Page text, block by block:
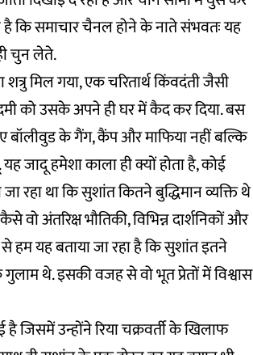
कि समाचार चैनल होने के नाते संभवतः यह
चुन लेते.
मिल गया, एक चरितार्थ किंवदंती जैसी
को उसके अपने ही घर में कैद कर दिया. बस
बॉलीवुड के गैंग, कैंप और माफिया नहीं बल्कि
जादू हमेशा काला ही क्यों होता है, कोई
रहा था कि सुशांत कितने बुद्धिमान व्यक्ति थे
वो अंतरिक्ष भौतिकी, विभिन्न दार्शनिकों और
यह बताया जा रहा है कि सुशांत इतने
थे. इसकी वजह से वो भूत प्रेतों में विश्वास
उन्होंने रिया चक्रवर्ती के खिलाफ